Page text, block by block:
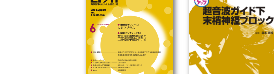
基礎医学関連科学(80)
自然科学(25)
歯科学(3)
栄養学(0)
衛生・公衆衛生学(14)
医学一般(91)